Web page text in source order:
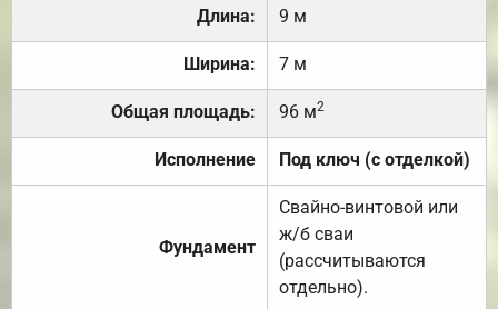
Длина: 9 м
Ширина: 7 м
Общая площадь: 96 м2
Исполнение Под ключ (с отделкой)
Фундамент
Свайно-винтовой или
ж/б сваи
(рассчитываются
отдельно).